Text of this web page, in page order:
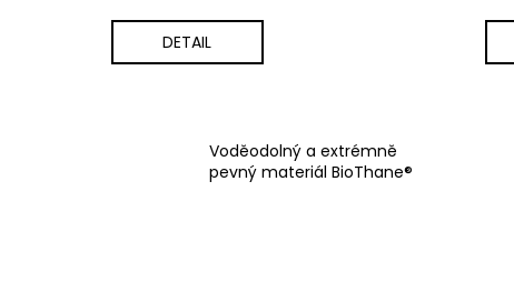
DETAIL
Voděodolný a extrémně
pevný materiál BioThane®